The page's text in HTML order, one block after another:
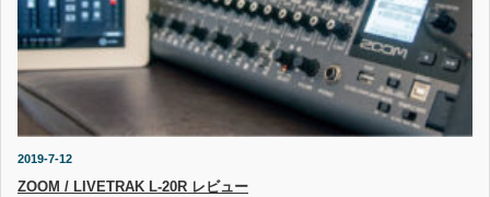
2019-7-12
ZOOM / LIVETRAK L-20R レビュー